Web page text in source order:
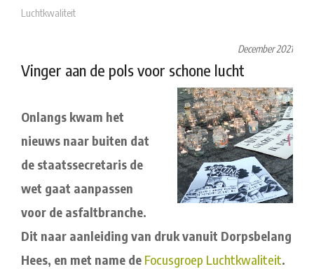
Luchtkwaliteit
December 2021
Vinger aan de pols voor schone lucht
Onlangs kwam het
nieuws naar buiten dat
de staatssecretaris de
wet gaat aanpassen
voor de asfaltbranche.
Dit naar aanleiding van druk vanuit Dorpsbelang
Hees, en met name de Focusgroep Luchtkwaliteit.